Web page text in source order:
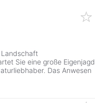
Sie eine große Eigenjagd
Das Anwesen